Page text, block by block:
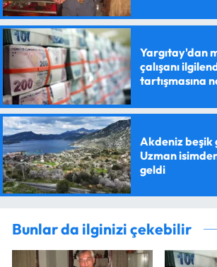
Yargıtay'dan
çalışanı
tartışmasına
Akdeniz beşik
Uzman
geldi
Bunlar da ilginizi çekebilir